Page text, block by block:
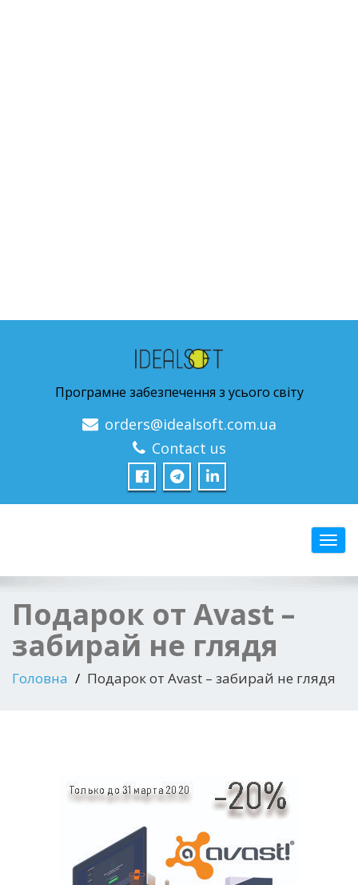
Програмне забезпечення з усього світу
orders@idealsoft.com.ua
Contact us
Подарок от Avast –
забирай не глядя
Головна Подарок от Avast – забирай не глядя